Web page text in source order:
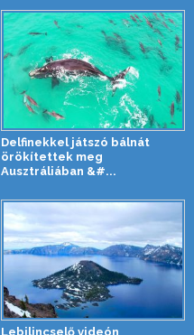
Delfinekkel játszó bálnát
örökítettek meg
Ausztráliában &#...
Lebilincselő videón